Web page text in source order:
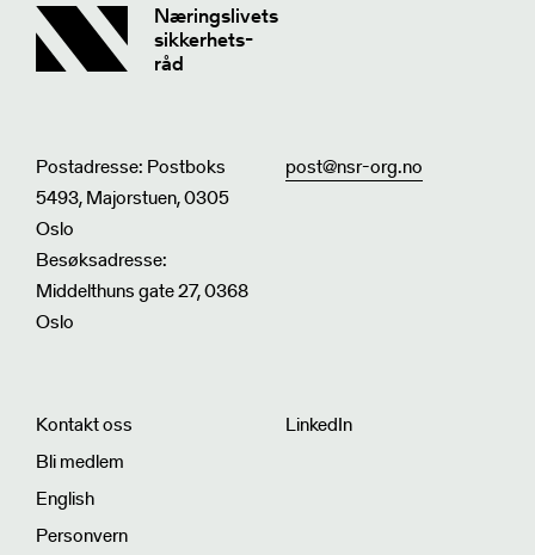
Næringslivets
sikkerhets-
råd
Postadresse: Postboks
5493, Majorstuen, 0305
Oslo
Besøksadresse:
Middelthuns gate 27, 0368
Oslo
post@nsr-org.no
Kontakt oss
Bli medlem
English
Personvern
LinkedIn